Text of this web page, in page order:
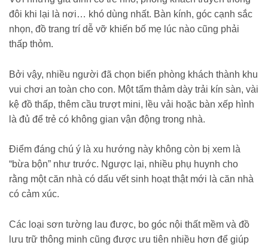
đôi khi lại là nơi… khó dùng nhất. Bàn kính, góc cạnh sắc
nhọn, đồ trang trí dễ vỡ khiến bố mẹ lúc nào cũng phải
thấp thỏm.
Bởi vậy, nhiều người đã chọn biến phòng khách thành khu
vui chơi an toàn cho con. Một tấm thảm dày trải kín sàn, vài
kệ đồ thấp, thêm cầu trượt mini, lều vải hoặc bàn xếp hình
là đủ để trẻ có không gian vận động trong nhà.
Điểm đáng chú ý là xu hướng này không còn bị xem là
“bừa bộn” như trước. Ngược lại, nhiều phụ huynh cho
rằng một căn nhà có dấu vết sinh hoạt thật mới là căn nhà
có cảm xúc.
Các loại sơn tường lau được, bo góc nội thất mềm và đồ
lưu trữ thông minh cũng được ưu tiên nhiều hơn để giúp